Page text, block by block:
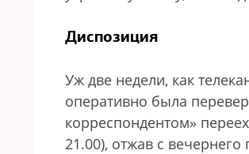
Диспозиция
Уж две недели, как
оперативно была
корреспондентом»
21.00), отжав с